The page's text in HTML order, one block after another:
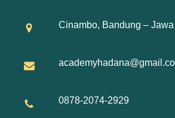
Cinambo, Bandung –
0878-2074-2929